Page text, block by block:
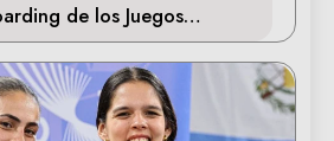
de los Juegos